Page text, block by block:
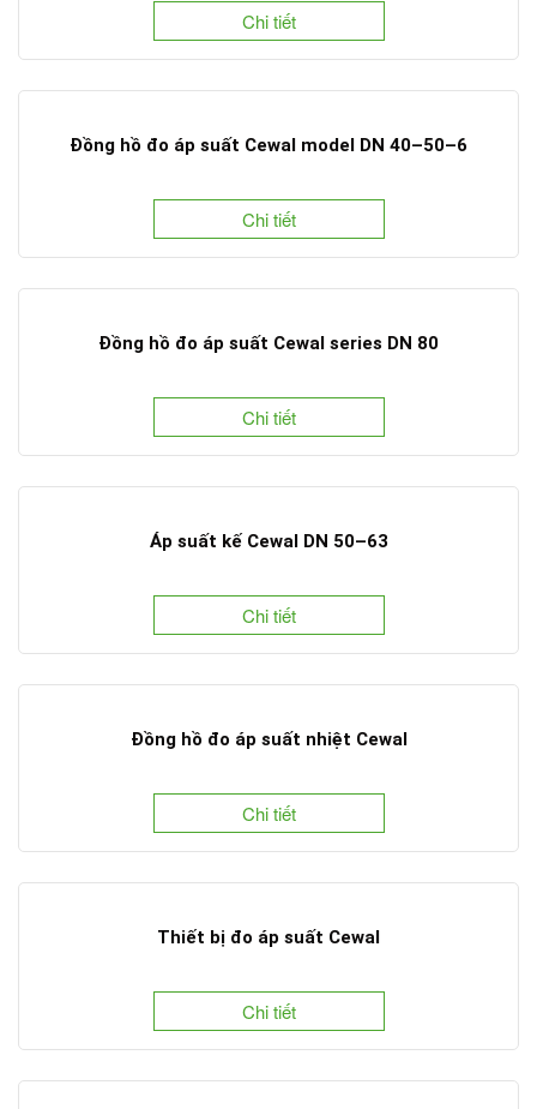
Chi tiết
Đồng hồ đo áp suất Cewal model DN 40–50–6
Chi tiết
Đồng hồ đo áp suất Cewal series DN 80
Chi tiết
Áp suất kế Cewal DN 50–63
Chi tiết
Đồng hồ đo áp suất nhiệt Cewal
Chi tiết
Thiết bị đo áp suất Cewal
Chi tiết